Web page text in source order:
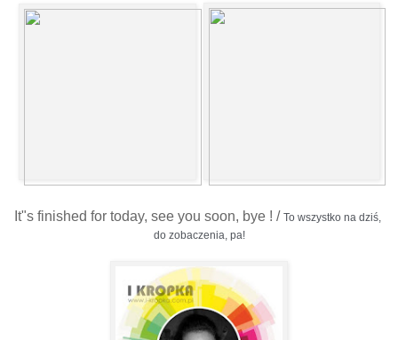
It"s finished for today, see you soon, bye ! / To wszystko na dziś,
do zobaczenia, pa!